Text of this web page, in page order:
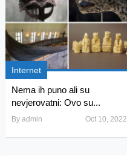
Internet
Nema ih puno ali su
nevjerovatni: Ovo su...
By admin Oct 10, 2022